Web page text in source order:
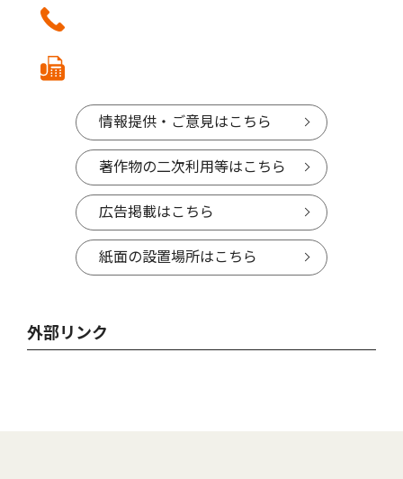
情報提供・ご意見はこちら
著作物の二次利用等はこちら
広告掲載はこちら
紙面の設置場所はこちら
外部リンク